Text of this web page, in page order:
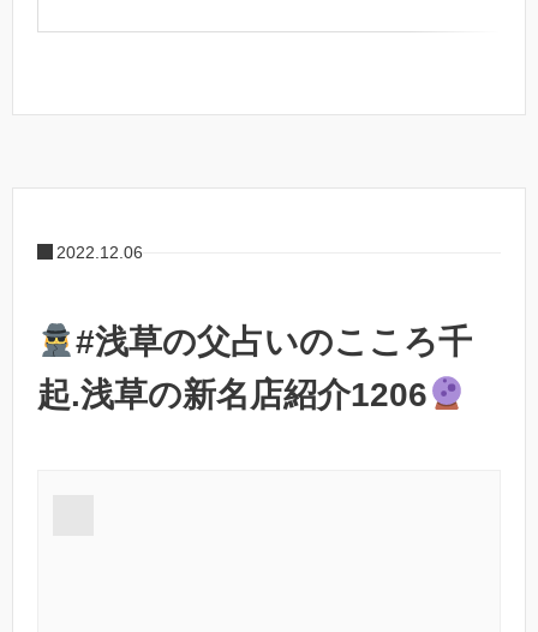
2022.12.06
#浅草の父占いのこころ千
起.浅草の新名店紹介1206